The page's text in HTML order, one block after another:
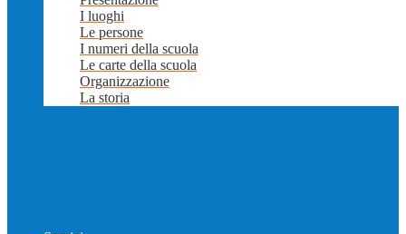
I luoghi
Le persone
I numeri della scuola
Le carte della scuola
Organizzazione
La storia